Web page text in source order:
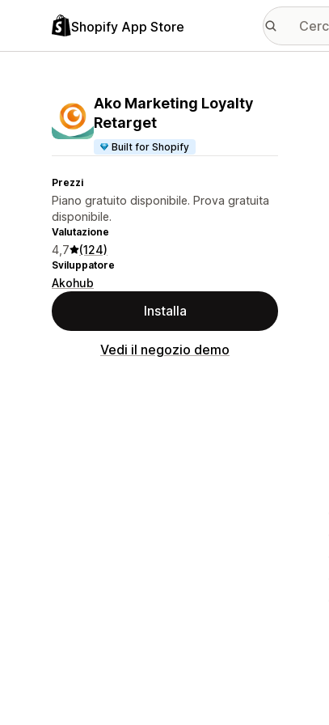
Shopify App Store
Ako Marketing Loyalty
Retarget
Built for Shopify
Prezzi
Piano gratuito disponibile. Prova gratuita
disponibile.
Valutazione
4,7 (124)
Sviluppatore
Akohub
Installa
Vedi il negozio demo